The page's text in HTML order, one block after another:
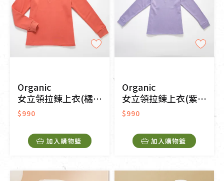
Organic
女立領拉鍊上衣(橘色)
$990
加入購物籃
Organic
女立領拉鍊上衣(紫色)
$990
加入購物籃